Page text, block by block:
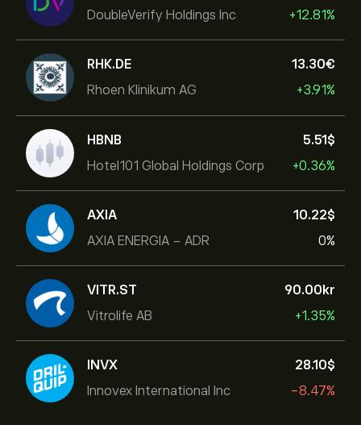
DoubleVerify Holdings Inc
+12.81%
RHK.DE
Rhoen Klinikum AG
13.30‎€‎
+3.91%
HBNB
Hotel101 Global Holdings Corp
5.51‎$‎
+0.36%
AXIA
AXIA ENERGIA - ADR
10.22‎$‎
0%
VITR.ST
Vitrolife AB
90.00‎kr‎
+1.35%
INVX
Innovex International Inc
28.10‎$‎
-8.47%